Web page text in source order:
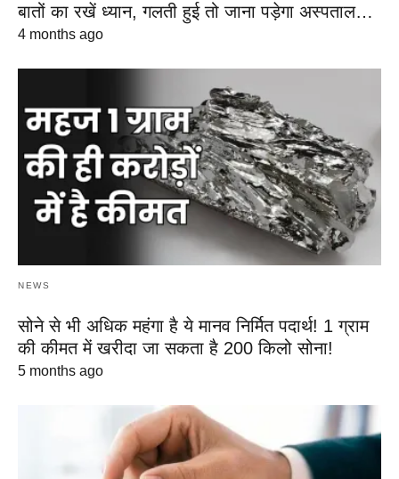
बातों का रखें ध्यान, गलती हुई तो जाना पड़ेगा अस्पताल…
4 months ago
NEWS
सोने से भी अधिक महंगा है ये मानव निर्मित पदार्थ! 1 ग्राम
की कीमत में खरीदा जा सकता है 200 किलो सोना!
5 months ago